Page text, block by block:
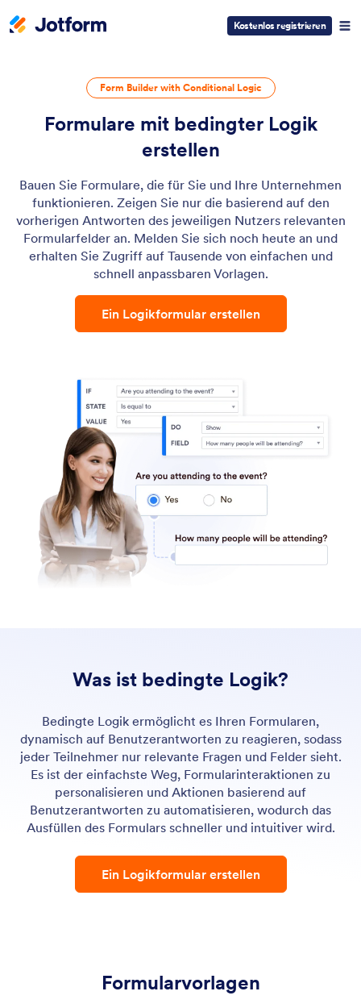
Kostenlos registrieren
Form Builder with Conditional Logic
Formulare mit bedingter Logik
erstellen
Bauen Sie Formulare, die für Sie und Ihre Unternehmen
funktionieren. Zeigen Sie nur die basierend auf den
vorherigen Antworten des jeweiligen Nutzers relevanten
Formularfelder an. Melden Sie sich noch heute an und
erhalten Sie Zugriff auf Tausende von einfachen und
schnell anpassbaren Vorlagen.
Ein Logikformular erstellen
Was ist bedingte Logik?
Bedingte Logik ermöglicht es Ihren Formularen,
dynamisch auf Benutzerantworten zu reagieren, sodass
jeder Teilnehmer nur relevante Fragen und Felder sieht.
Es ist der einfachste Weg, Formularinteraktionen zu
personalisieren und Aktionen basierend auf
Benutzerantworten zu automatisieren, wodurch das
Ausfüllen des Formulars schneller und intuitiver wird.
Ein Logikformular erstellen
Formularvorlagen